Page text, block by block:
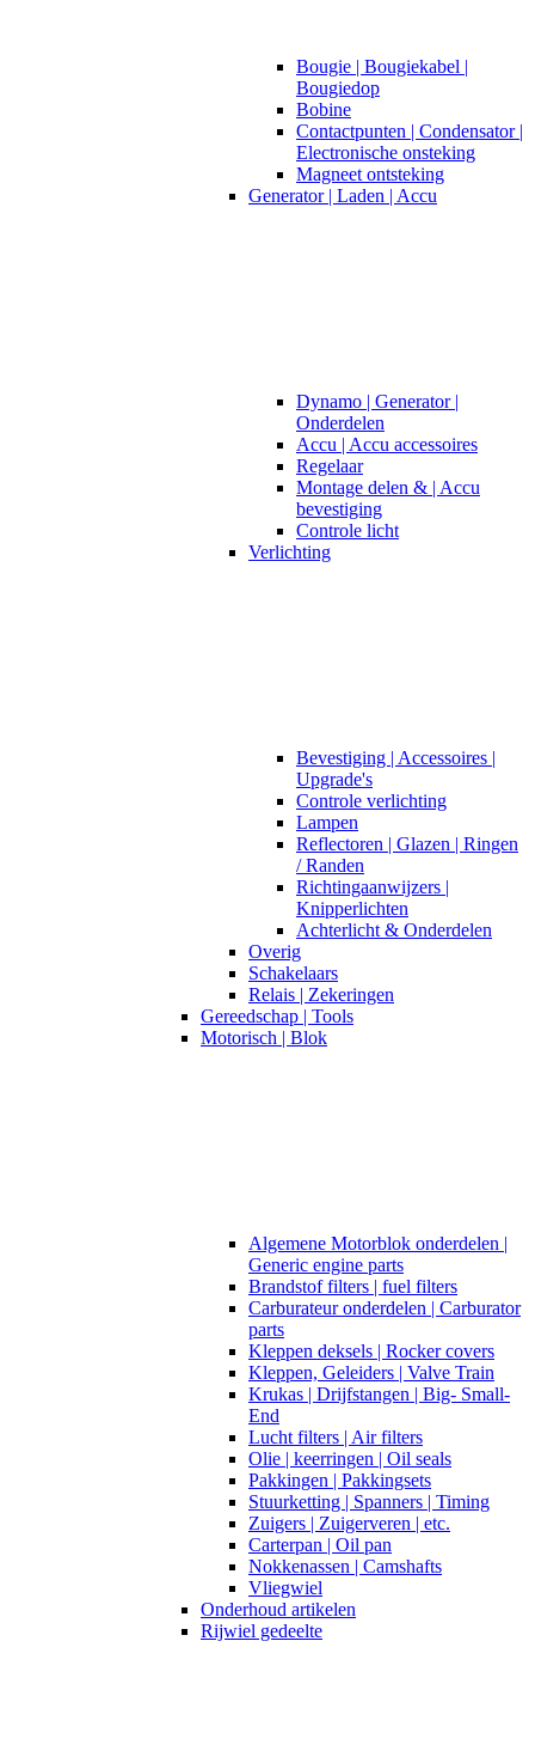
Bougie | Bougiekabel |
Bougiedop
Bobine
Contactpunten | Condensator |
Electronische onsteking
Magneet ontsteking
Generator | Laden | Accu
Dynamo | Generator |
Onderdelen
Accu | Accu accessoires
Regelaar
Montage delen & | Accu
bevestiging
Controle licht
Verlichting
Bevestiging | Accessoires |
Upgrade's
Controle verlichting
Lampen
Reflectoren | Glazen | Ringen
/ Randen
Richtingaanwijzers |
Knipperlichten
Achterlicht & Onderdelen
Overig
Schakelaars
Relais | Zekeringen
Gereedschap | Tools
Motorisch | Blok
Algemene Motorblok onderdelen |
Generic engine parts
Brandstof filters | fuel filters
Carburateur onderdelen | Carburator
parts
Kleppen deksels | Rocker covers
Kleppen, Geleiders | Valve Train
Krukas | Drijfstangen | Big- Small-
End
Lucht filters | Air filters
Olie | keerringen | Oil seals
Pakkingen | Pakkingsets
Stuurketting | Spanners | Timing
Zuigers | Zuigerveren | etc.
Carterpan | Oil pan
Nokkenassen | Camshafts
Vliegwiel
Onderhoud artikelen
Rijwiel gedeelte